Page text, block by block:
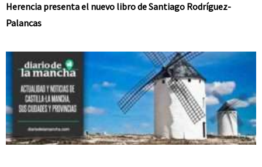
Herencia presenta el nuevo libro de Santiago Rodríguez-
Palancas